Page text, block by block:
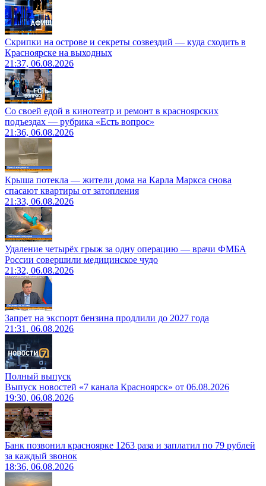
Скрипки на острове и секреты созвездий — куда сходить в
Красноярске на выходных
21:37, 06.08.2026
Со своей едой в кинотеатр и ремонт в красноярских
подъездах — рубрика «Есть вопрос»
21:36, 06.08.2026
Крыша потекла — жители дома на Карла Маркса снова
спасают квартиры от затопления
21:33, 06.08.2026
Удаление четырёх грыж за одну операцию — врачи ФМБА
России совершили медицинское чудо
21:32, 06.08.2026
Запрет на экспорт бензина продлили до 2027 года
21:31, 06.08.2026
Полный выпуск
Выпуск новостей «7 канала Красноярск» от 06.08.2026
19:30, 06.08.2026
Банк позвонил красноярке 1263 раза и заплатил по 79 рублей
за каждый звонок
18:36, 06.08.2026